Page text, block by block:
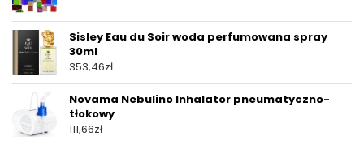
Sisley Eau du Soir woda perfumowana spray
30ml
353,46zł
Novama Nebulino Inhalator pneumatyczno-
tłokowy
111,66zł